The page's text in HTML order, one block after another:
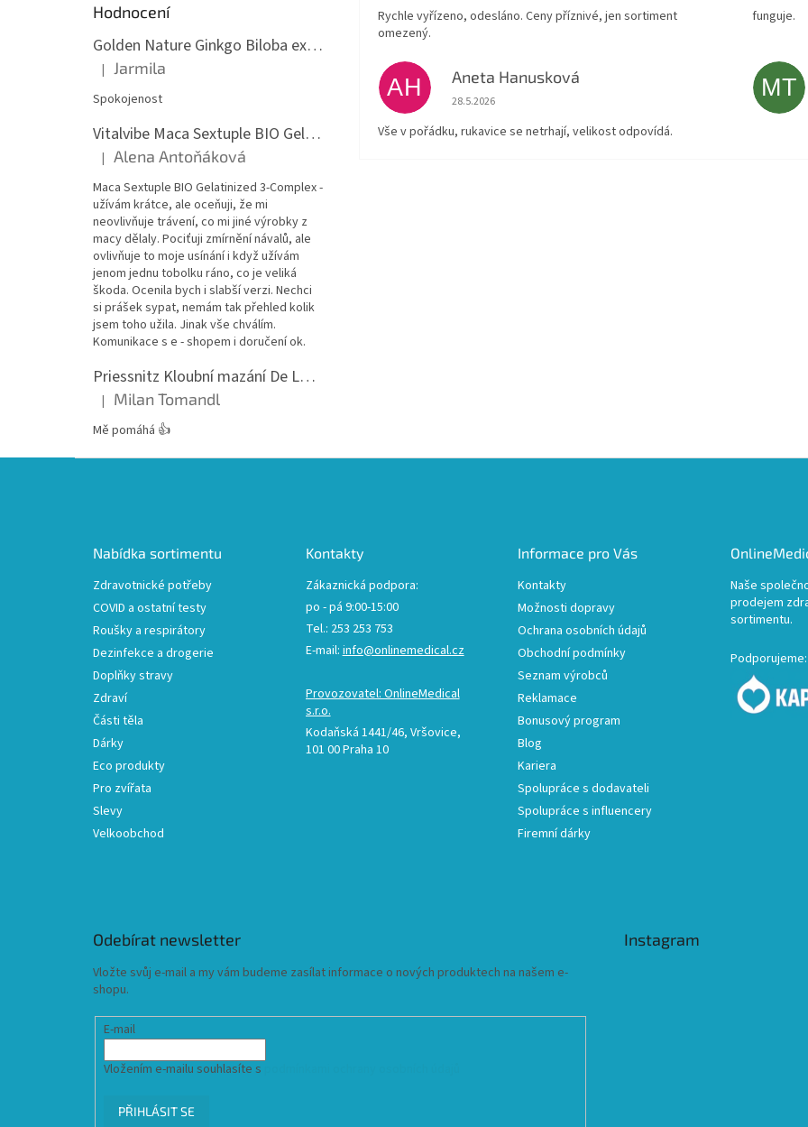
Hodnocení
Golden Nature Ginkgo Biloba extrakt 50:1 60mg, 100 kapslí
Hodnocení produktu je 5 z 5 hvězdiček.
| Jarmila
Spokojenost
Vitalvibe Maca Sextuple BIO Gelatinized 3-Complex, 60 kapslí
Hodnocení produktu je 5 z 5 hvězdiček.
| Alena Antoňáková
Maca Sextuple BIO Gelatinized 3-Complex -
užívám krátce, ale oceňuji, že mi
neovlivňuje trávení, co mi jiné výrobky z
macy dělaly. Pociťuji zmírnění návalů, ale
ovlivňuje to moje usínání i když užívám
jenom jednu tobolku ráno, co je veliká
škoda. Ocenila bych i slabší verzi. Nechci
si prášek sypat, nemám tak přehled kolik
jsem toho užila. Jinak vše chválím.
Komunikace s e - shopem i doručení ok.
Priessnitz Kloubní mazání De Luxe, 200ml
Hodnocení produktu je 5 z 5 hvězdiček.
| Milan Tomandl
Mě pomáhá 👍
Rychle vyřízeno, odesláno. Ceny příznivé, jen sortiment
omezený.
funguje.
AH Aneta Hanusková
Hodnocení obchodu je 5 z 5 hvězdiček.
28.5.2026
Vše v pořádku, rukavice se netrhají, velikost odpovídá.
MT
Nabídka sortimentu
Zdravotnické potřeby
COVID a ostatní testy
Roušky a respirátory
Dezinfekce a drogerie
Doplňky stravy
Zdraví
Části těla
Dárky
Eco produkty
Pro zvířata
Slevy
Velkoobchod
Kontakty
Zákaznická podpora:
po - pá 9:00-15:00
Tel.: 253 253 753
E-mail: info@onlinemedical.cz
Provozovatel: OnlineMedical
s.r.o.
Kodaňská 1441/46, Vršovice,
101 00 Praha 10
Informace pro Vás
Kontakty
Možnosti dopravy
Ochrana osobních údajů
Obchodní podmínky
Seznam výrobců
Reklamace
Bonusový program
Blog
Kariera
Spolupráce s dodavateli
Spolupráce s influencery
Firemní dárky
Naše
prodejem
sortimentu.
Podporujeme:
Odebírat newsletter
Vložte svůj e-mail a my vám budeme zasílat informace o nových produktech na našem e-
shopu.
E-mail
Vložením e-mailu souhlasíte s
PŘIHLÁSIT SE
Instagram